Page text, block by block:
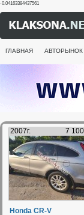
-0.04163384437561
ГЛАВНАЯ АВТОРЫНОК
2007г. 7
Honda CR-V